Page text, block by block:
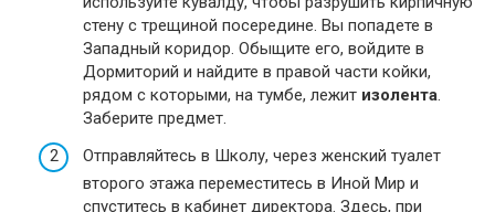
стену с трещиной посередине. Вы попадете в
Западный коридор. Обыщите его, войдите в
Дормиторий и найдите в правой части койки,
рядом с которыми, на тумбе, лежит изолента.
Заберите предмет.
Отправляйтесь в Школу, через женский туалет
второго этажа переместитесь в Иной Мир и
спуститесь в кабинет директора. Здесь, при